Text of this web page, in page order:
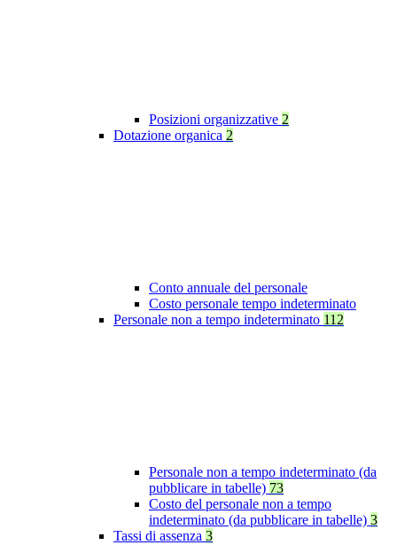
Posizioni organizzative 2
Dotazione organica 2
Conto annuale del personale
Costo personale tempo indeterminato
Personale non a tempo indeterminato 112
Personale non a tempo indeterminato (da
pubblicare in tabelle) 73
Costo del personale non a tempo
indeterminato (da pubblicare in tabelle) 3
Tassi di assenza 3